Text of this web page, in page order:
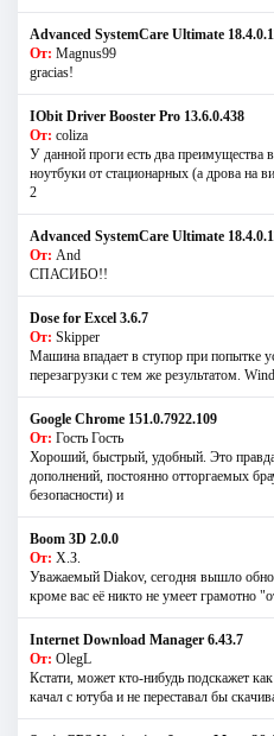
Advanced SystemCare Ultimate
От: Magnus99
gracias!
IObit Driver Booster Pro 13.6.0.438
От: coliza
У данной проги есть два преимущества
ноутбуки от стационарных (а дрова на
2
Advanced SystemCare Ultimate
От: And
СПАСИБО!!
Dose for Excel 3.6.7
От: Skipper
Машина впадает в ступор при попытке
перезагрузки с тем же результатом.
Google Chrome 151.0.7922.109
От: Гость Гость
Хороший, быстрый, удобный. Это
дополнений, постоянно отторгаемых
безопасности) и
Boom 3D 2.0.0
От: Х.З.
Уважаемый Diakov, сегодня вышло
кроме вас её никто не умеет грамотно
Internet Download Manager 6.43.7
От: OlegL
Кстати, может кто-нибудь подскажет
качал с ютуба и не переставал бы